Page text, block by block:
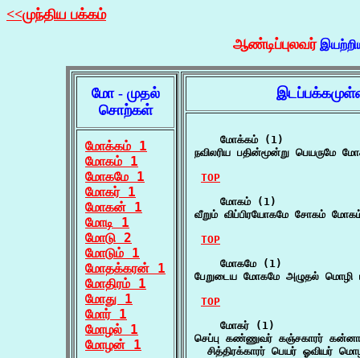
<<முந்திய பக்கம்
ஆண்டிப்புலவர்
மோ - முதல்
சொற்கள்
மோக்கம் 1
மோகம் 1
மோகமே 1
மோகர் 1
மோகன் 1
மோடி 1
மோடு 2
மோடும் 1
மோதக்கரன் 1
மோதிரம் 1
மோது 1
மோர் 1
மோழல் 1
மோழன் 1
    மோக்கம் (1)
நவிலரிய பதின்மூன்று பெயருமே
TOP
    மோகம் (1)
வீறும் விப்பிரயோகமே சோகம்
TOP
    மோகமே (1)
பேறுடைய மோகமே அழுதல்
TOP
    மோகர் (1)
செப்பு கண்ணுவர் கஞ்சகாரர்
சித்திரக்காரர் பெயர் ஓவியர்